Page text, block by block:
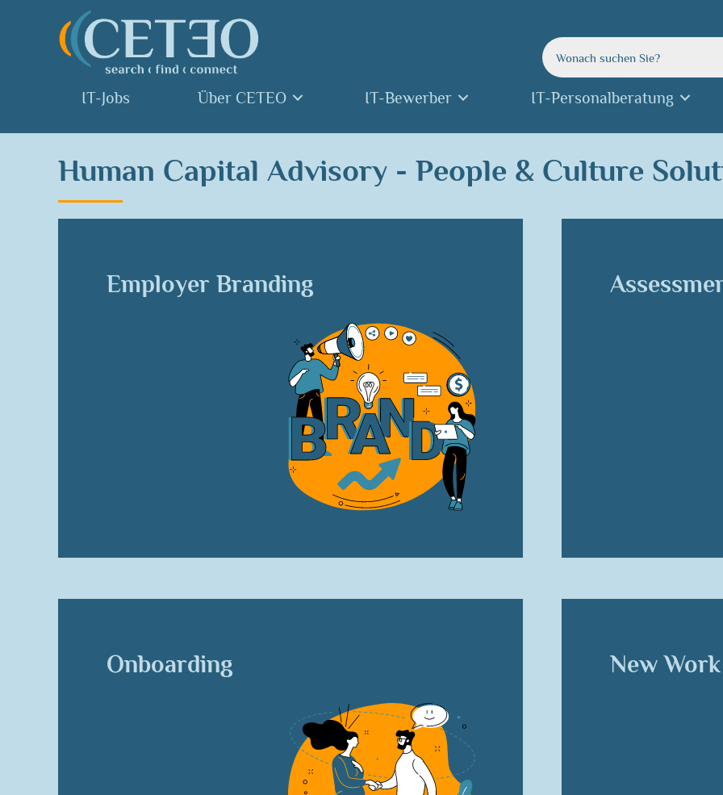
IT-Jobs Über CETEO IT-Bewerber IT-Personalberatung
Human Capital Advisory - People & Culture
Employer Branding
Onboarding New